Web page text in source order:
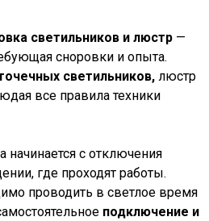
светильников и люстр —
сноровки и опыта.
светильников, люстр
все правила техники
начинается с отключения
где проходят работы.
проводить в светлое время
подключение и